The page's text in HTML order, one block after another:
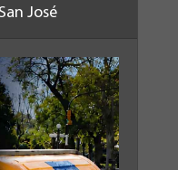
José